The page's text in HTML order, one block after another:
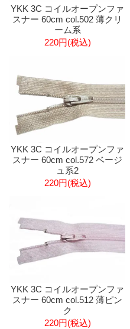
YKK 3C コイルオープンファ
スナー 60cm col.502 薄クリ
ーム系
220円(税込)
YKK 3C コイルオープンファ
スナー 60cm col.572 ベージ
ュ系2
220円(税込)
YKK 3C コイルオープンファ
スナー 60cm col.512 薄ピン
ク
220円(税込)